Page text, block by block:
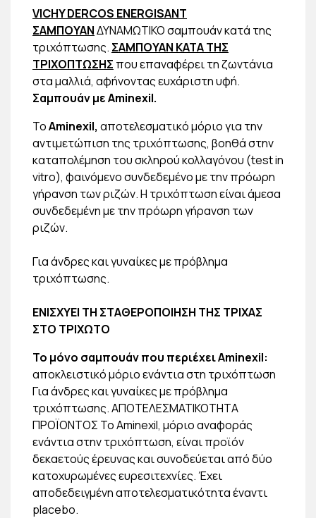
VICHY DERCOS ENERGISANT
ΣΑΜΠΟΥΑΝΔΥΝΑΜΩΤΙΚΟ σαμπουάν κατά της
τριχόπτωσης. ΣΑΜΠΟΥΑΝ ΚΑΤΑ ΤΗΣ
ΤΡΙΧΟΠΤΩΣΗΣ που επαναφέρει τη ζωντάνια
στα μαλλιά, αφήνοντας ευχάριστη υφή.
Σαμπουάν με Aminexil.
ΤοAminexil, αποτελεσματικό μόριο για την
αντιμετώπιση της τριχόπτωσης, βοηθά στην
καταπολέμηση του σκληρού κολλαγόνου (test in
vitro), φαινόμενο συνδεδεμένο με την πρόωρη
γήρανση των ριζών. Η τριχόπτωση είναι άμεσα
συνδεδεμένη με την πρόωρη γήρανση των
ριζών.
Για άνδρες και γυναίκες με πρόβλημα
τριχόπτωσης.
ΕΝΙΣΧΥΕΙ ΤΗ ΣΤΑΘΕΡΟΠΟΙΗΣΗ ΤΗΣ ΤΡΙΧΑΣ
ΣΤΟ ΤΡΙΧΩΤΟ
Το μόνο σαμπουάν που περιέχει Aminexil:
αποκλειστικό μόριο ενάντια στη τριχόπτωση
Για άνδρες και γυναίκες με πρόβλημα
τριχόπτωσης. ΑΠΟΤΕΛΕΣΜΑΤΙΚΟΤΗΤΑ
ΠΡΟΪΟΝΤΟΣ Το Aminexil, μόριο αναφοράς
ενάντια στην τριχόπτωση, είναι προϊόν
δεκαετούς έρευνας και συνοδεύεται από δύο
κατοχυρωμένες ευρεσιτεχνίες. Έχει
αποδεδειγμένη αποτελεσματικότητα έναντι
placebo.